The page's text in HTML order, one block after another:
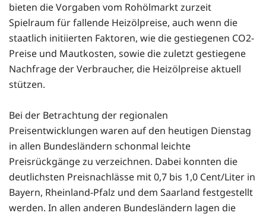
bieten die Vorgaben vom Rohölmarkt zurzeit
Spielraum für fallende Heizölpreise, auch wenn die
staatlich initiierten Faktoren, wie die gestiegenen CO2-
Preise und Mautkosten, sowie die zuletzt gestiegene
Nachfrage der Verbraucher, die Heizölpreise aktuell
stützen.
Bei der Betrachtung der regionalen
Preisentwicklungen waren auf den heutigen Dienstag
in allen Bundesländern schonmal leichte
Preisrückgänge zu verzeichnen. Dabei konnten die
deutlichsten Preisnachlässe mit 0,7 bis 1,0 Cent/Liter in
Bayern, Rheinland-Pfalz und dem Saarland festgestellt
werden. In allen anderen Bundesländern lagen die